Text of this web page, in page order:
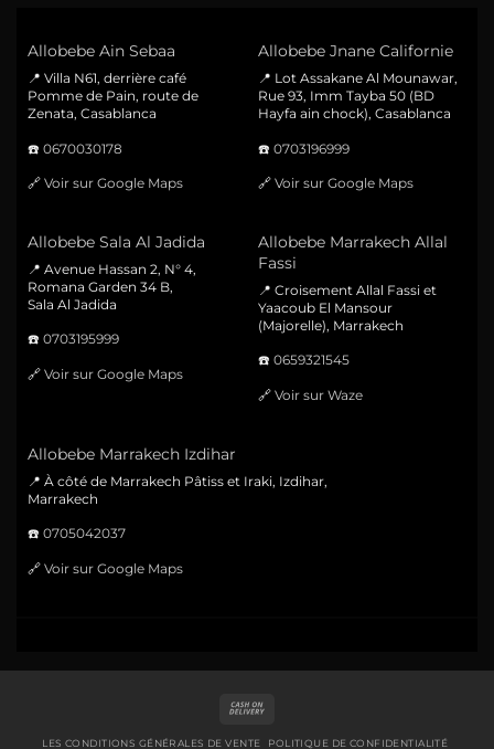
Allobebe Ain Sebaa
📍 Villa N61, derrière café
Pomme de Pain, route de
Zenata, Casablanca
☎️ 0670030178
🔗 Voir sur Google Maps
Allobebe Jnane Californie
📍 Lot Assakane Al Mounawar,
Rue 93, Imm Tayba 50 (BD
Hayfa ain chock), Casablanca
☎️ 0703196999
🔗 Voir sur Google Maps
Allobebe Sala Al Jadida
📍 Avenue Hassan 2, N° 4,
Romana Garden 34 B,
Sala Al Jadida
☎️ 0703195999
🔗 Voir sur Google Maps
Allobebe Marrakech Allal
Fassi
📍 Croisement Allal Fassi et
Yaacoub El Mansour
(Majorelle), Marrakech
☎️ 0659321545
🔗 Voir sur Waze
Allobebe Marrakech Izdihar
📍 À côté de Marrakech Pâtiss et Iraki, Izdihar,
Marrakech
☎️ 0705042037
🔗 Voir sur Google Maps
Delivery
LES CONDITIONS GÉNÉRALES DE VENTE POLITIQUE DE CONFIDENTIALITÉ